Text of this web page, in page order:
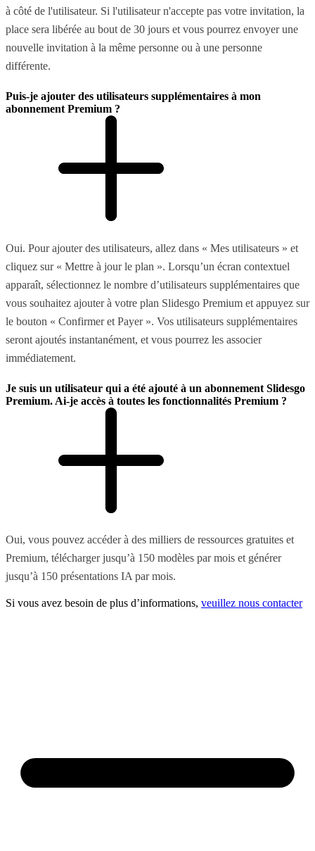
à côté de l'utilisateur. Si l'utilisateur n'accepte pas votre invitation, la
place sera libérée au bout de 30 jours et vous pourrez envoyer une
nouvelle invitation à la même personne ou à une personne
différente.
Puis-je ajouter des utilisateurs supplémentaires à mon
abonnement Premium ?
Oui. Pour ajouter des utilisateurs, allez dans « Mes utilisateurs » et
cliquez sur « Mettre à jour le plan ». Lorsqu’un écran contextuel
apparaît, sélectionnez le nombre d’utilisateurs supplémentaires que
vous souhaitez ajouter à votre plan Slidesgo Premium et appuyez sur
le bouton « Confirmer et Payer ». Vos utilisateurs supplémentaires
seront ajoutés instantanément, et vous pourrez les associer
immédiatement.
Je suis un utilisateur qui a été ajouté à un abonnement Slidesgo
Premium. Ai-je accès à toutes les fonctionnalités Premium ?
Oui, vous pouvez accéder à des milliers de ressources gratuites et
Premium, télécharger jusqu’à 150 modèles par mois et générer
jusqu’à 150 présentations IA par mois.
Si vous avez besoin de plus d’informations, veuillez nous contacter